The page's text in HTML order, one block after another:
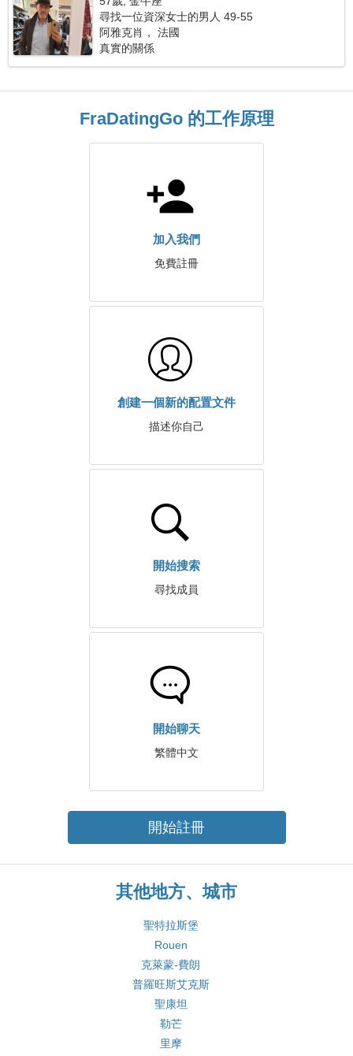
尋找一位資深女士的男人 49-55
阿雅克肖， 法國
真實的關係
FraDatingGo 的工作原理
加入我們
免費註冊
創建一個新的配置文件
描述你自己
開始搜索
尋找成員
開始聊天
繁體中文
開始註冊
其他地方、城市
聖特拉斯堡
Rouen
克萊蒙-費朗
普羅旺斯艾克斯
聖康坦
勒芒
里摩